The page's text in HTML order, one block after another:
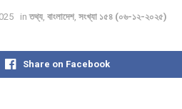
in তথ্য, বাংলাদেশ, সংখ্যা ১৫৪ (০৬-১২-২০২৫)
Share on Facebook